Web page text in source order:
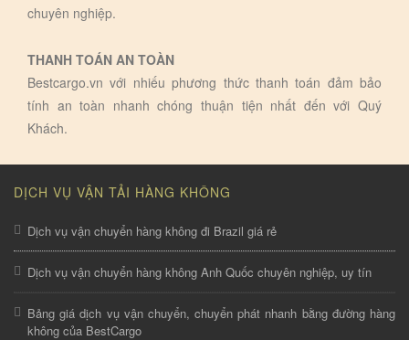
chuyên nghiệp.
THANH TOÁN AN TOÀN
Bestcargo.vn với nhiếu phương thức thanh toán đảm bảo
tính an toàn nhanh chóng thuận tiện nhất đến với Quý
Khách.
DỊCH VỤ VẬN TẢI HÀNG KHÔNG
Dịch vụ vận chuyển hàng không đi Brazil giá rẻ
Dịch vụ vận chuyển hàng không Anh Quốc chuyên nghiệp, uy tín
Bảng giá dịch vụ vận chuyển, chuyển phát nhanh bằng đường hàng
không của BestCargo